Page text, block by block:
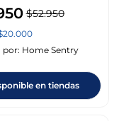
$52.950
20.000
por: Home Sentry
en tiendas